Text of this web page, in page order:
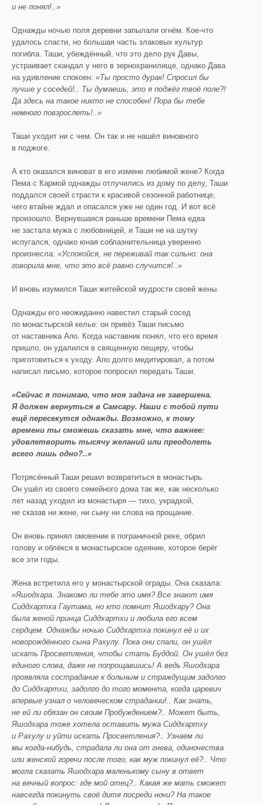
и не понял!..»
Однажды ночью поля деревни запылали огнём. Кое-что
удалось спасти, но большая часть злаковых культур
погибла. Таши, убеждённый, что это дело рук Давы,
устраивает скандал у него в зернохранилище, однако Дава
на удивление спокоен: «Ты просто дурак! Спросил бы
лучше у соседей!.. Ты думаешь, это я поджёг твоё поле?!
Да здесь на такое никто не способен! Пора бы тебе
немного повзрослеть!..»
Таши уходит ни с чем. Он так и не нашёл виновного
в поджоге.
А кто оказался виноват в его измене любимой жене? Когда
Пема с Кармой однажды отлучились из дому по делу, Таши
поддался своей страсти к красивой сезонной работнице,
чего втайне ждал и опасался уже не один год. И вот всё
произошло. Вернувшаяся раньше времени Пема едва
не застала мужа с любовницей, и Таши не на шутку
испугался, однако юная соблазнительница уверенно
произнесла: «Успокойся, не переживай так сильно: она
говорила мне, что это всё равно случится!..»
И вновь изумился Таши житейской мудрости своей жены.
Однажды его неожиданно навестил старый сосед
по монастырской келье: он привёз Таши письмо
от наставника Апо. Когда наставник понял, что его время
пришло, он удалился в священную пещеру, чтобы
приготовиться к уходу. Апо долго медитировал, а потом
написал письмо, которое попросил передать Таши.
«Сейчас я понимаю, что моя задача не завершена.
Я должен вернуться в Самсару. Наши с тобой пути
ещё пересекутся однажды. Возможно, к тому
времени ты сможешь сказать мне, что важнее:
удовлетворить тысячу желаний или преодолеть
всего лишь одно?..»
Потрясённый Таши решил возвратиться в монастырь.
Он ушёл из своего семейного дома так же, как несколько
лет назад уходил из монастыря — тихо, украдкой,
не сказав ни жене, ни сыну ни слова на прощание.
Он вновь принял омовение в пограничной реке, обрил
голову и облёкся в монастырское одеяние, которое берёг
все эти годы.
Жена встретила его у монастырской ограды. Она сказала:
«Яшодхара. Знакомо ли тебе это имя? Все знают имя
Сиддхартха Гаутама, но кто помнитЯшодхару? Она
была женой принца Сиддхартхи и любила его всем
сердцем. Однажды ночью Сиддхартха покинул её и их
новорождённого сына Рахулу. Пока они спали, он ушёл
искать Просветления, чтобы стать Буддой. Он ушёл без
единого слова, даже не попрощавшись! А ведьЯшодхара
проявляла сострадание к больным и страждущим задолго
до Сиддхартхи, задолго до того момента, когда царевич
впервые узнал о человеческом страдании!.. Как знать,
не ей ли обязан он своим Пробуждением?.. Может быть,
Яшодхара тоже хотела оставить мужа Сиддхартху
и Рахулу и уйти искать Просветления?.. Узнаем ли
мы когда-нибудь, страдалали она от гнева, одиночества
или женской горечи после того, как муж покинул её?.. Что
могла сказатьЯшодхара маленькому сыну в ответ
на вечный вопрос: где мой отец?.. Какая же мать сможет
навсегда покинуть своё дитя посреди ночи? На такое